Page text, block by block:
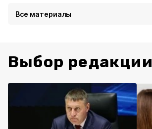
Все материалы
Выбор редакции